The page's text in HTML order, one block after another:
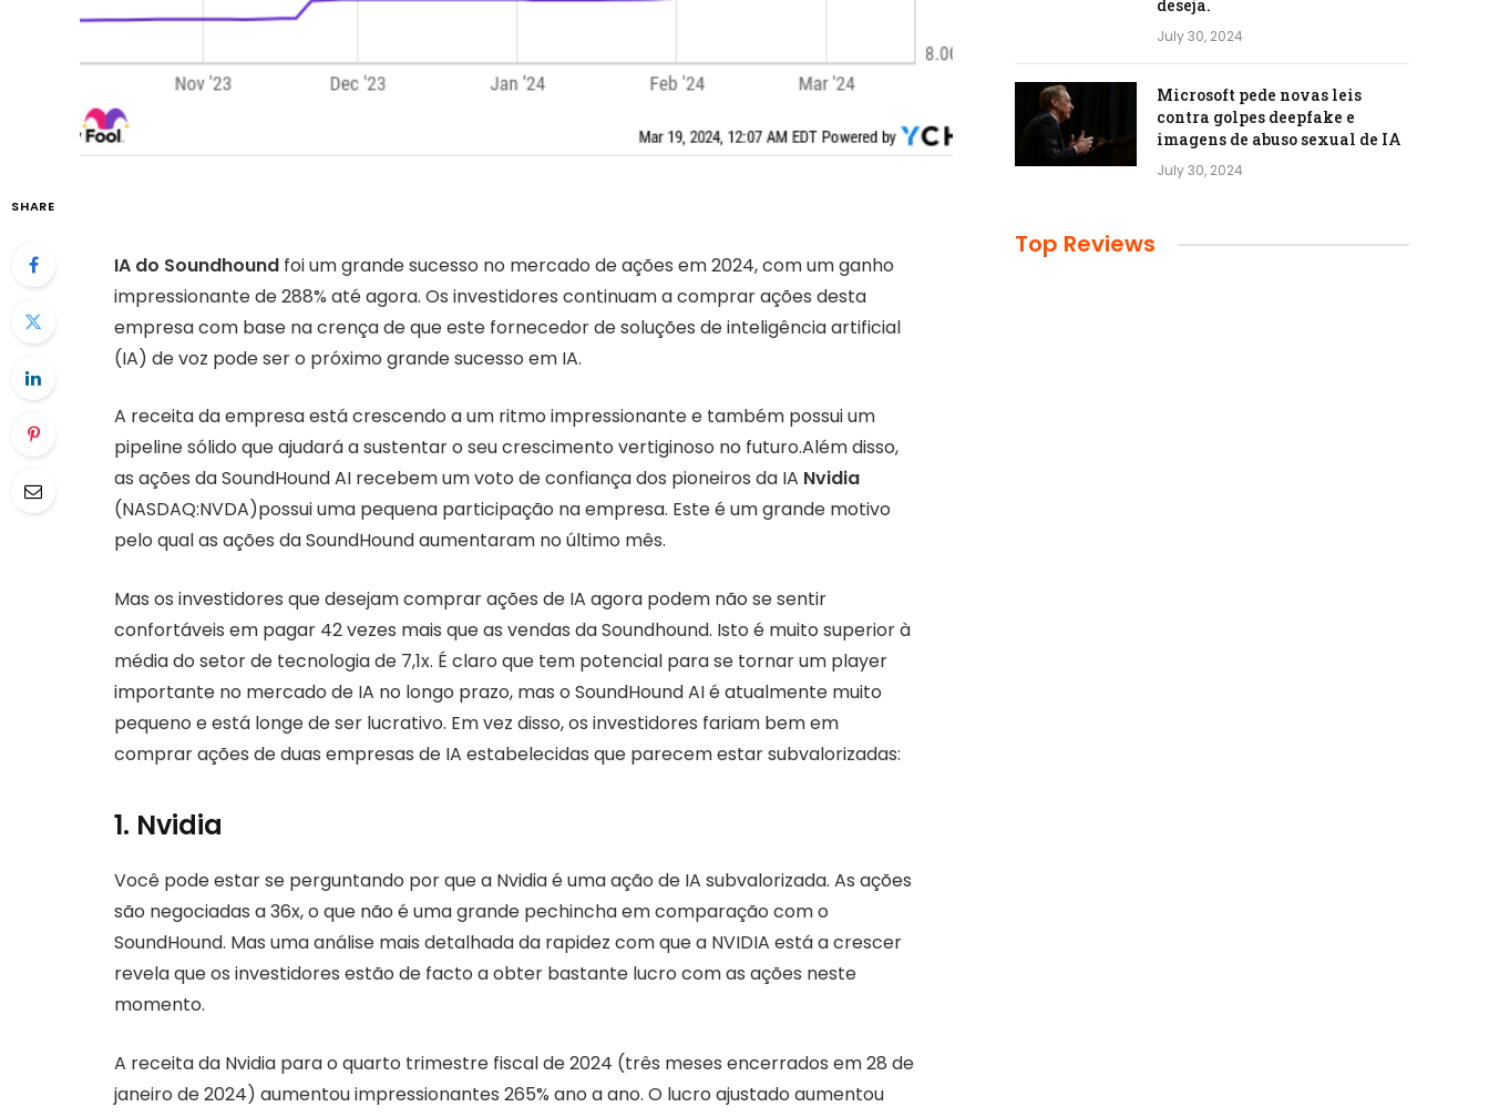
SHARE
IA do Soundhound foi um grande sucesso no mercado de ações em 2024, com um ganho
impressionante de 288% até agora. Os investidores continuam a comprar ações desta
empresa com base na crença de que este fornecedor de soluções de inteligência artificial
(IA) de voz pode ser o próximo grande sucesso em IA.
A receita da empresa está crescendo a um ritmo impressionante e também possui um
pipeline sólido que ajudará a sustentar o seu crescimento vertiginoso no futuro.Além disso,
as ações da SoundHound AI recebem um voto de confiança dos pioneiros da IA Nvidia
(NASDAQ:NVDA)possui uma pequena participação na empresa. Este é um grande motivo
pelo qual as ações da SoundHound aumentaram no último mês.
Mas os investidores que desejam comprar ações de IA agora podem não se sentir
confortáveis ​​em pagar 42 vezes mais que as vendas da Soundhound. Isto é muito superior à
média do setor de tecnologia de 7,1x. É claro que tem potencial para se tornar um player
importante no mercado de IA no longo prazo, mas o SoundHound AI é atualmente muito
pequeno e está longe de ser lucrativo. Em vez disso, os investidores fariam bem em
comprar ações de duas empresas de IA estabelecidas que parecem estar subvalorizadas:
1. Nvidia
Você pode estar se perguntando por que a Nvidia é uma ação de IA subvalorizada. As ações
são negociadas a 36x, o que não é uma grande pechincha em comparação com o
SoundHound. Mas uma análise mais detalhada da rapidez com que a NVIDIA está a crescer
revela que os investidores estão de facto a obter bastante lucro com as ações neste
momento.
A receita da Nvidia para o quarto trimestre fiscal de 2024 (três meses encerrados em 28 de
janeiro de 2024) aumentou impressionantes 265% ano a ano. O lucro ajustado aumentou
deseja.
July 30, 2024
Microsoft pede novas leis
contra golpes deepfake e
imagens de abuso sexual de IA
July 30, 2024
Top Reviews